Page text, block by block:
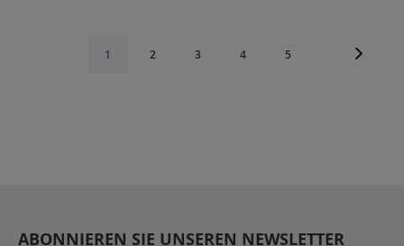
Sie
1 Seite
2 Seite
3 Seite
4 Seite
5
ABONNIEREN SIE UNSEREN NEWSLETTER